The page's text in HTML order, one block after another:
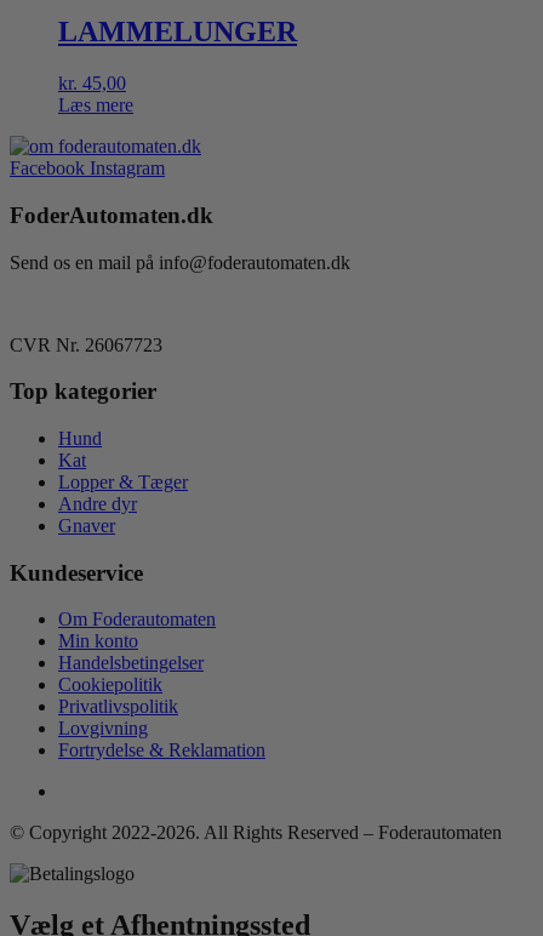
LAMMELUNGER
kr. 45,00
Læs mere
Facebook Instagram
FoderAutomaten.dk
Send os en mail på info@foderautomaten.dk
CVR Nr. 26067723
Top kategorier
Hund
Kat
Lopper & Tæger
Andre dyr
Gnaver
Kundeservice
Om Foderautomaten
Min konto
Handelsbetingelser
Cookiepolitik
Privatlivspolitik
Lovgivning
Fortrydelse & Reklamation
© Copyright 2022-2026. All Rights Reserved – Foderautomaten
Vælg et Afhentningssted